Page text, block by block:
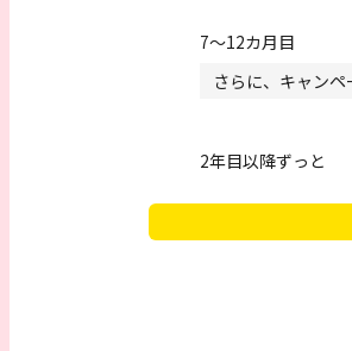
7～12カ月目
さらに、キャンペ
2年目以降ずっと